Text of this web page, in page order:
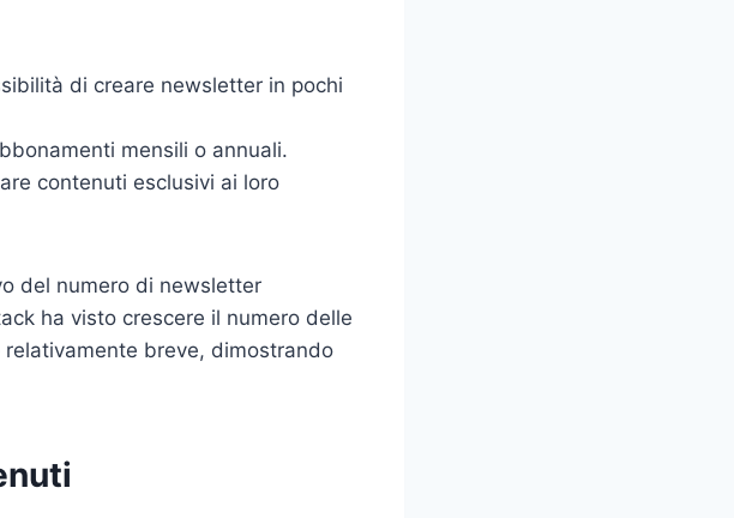
di creare newsletter in pochi
mensili o annuali.
contenuti esclusivi ai loro
del numero di newsletter
ha visto crescere il numero delle
breve, dimostrando